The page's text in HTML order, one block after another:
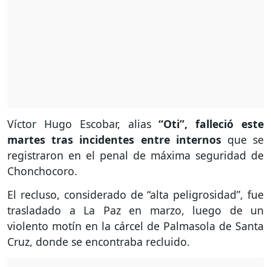
Víctor Hugo Escobar, alias“Oti”, falleció este
martes tras incidentes entre internos que se
registraron en el penal de máxima seguridad de
Chonchocoro.
El recluso, considerado de “alta peligrosidad”, fue
trasladado a La Paz en marzo, luego de un
violento motín en la cárcel de Palmasola de Santa
Cruz, donde se encontraba recluido.